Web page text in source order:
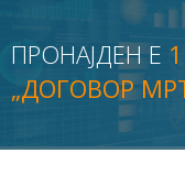
ЖИВОТ
МОЗАИК
ПРОНАЈДЕН Е
„ДОГОВОР